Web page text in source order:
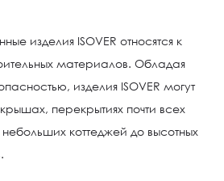
изделия ISOVER относятся к
материалов. Обладая
изделия ISOVER могут
перекрытиях почти всех
небольших коттеджей до высотных